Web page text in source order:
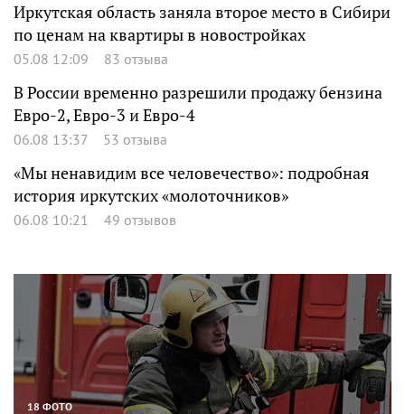
Иркутская область заняла второе место в Сибири
по ценам на квартиры в новостройках
05.08 12:09 83 отзыва
В России временно разрешили продажу бензина
Евро-2, Евро-3 и Евро-4
06.08 13:37 53 отзыва
«Мы ненавидим все человечество»: подробная
история иркутских «молоточников»
06.08 10:21 49 отзывов
18 ФОТО